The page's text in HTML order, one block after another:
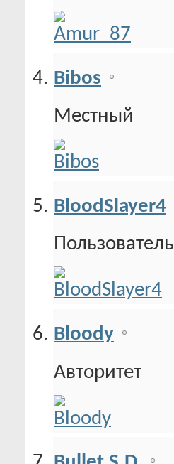
Bibos
Местный
BloodSlayer4
Пользователь
Bloody
Авторитет